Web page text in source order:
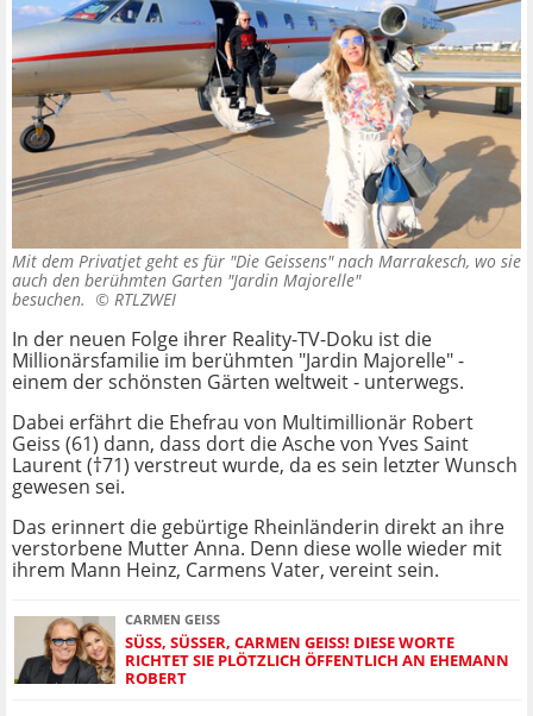
Mit dem Privatjet geht es für "Die Geissens" nach Marrakesch, wo sie
auch den berühmten Garten "Jardin Majorelle"
besuchen. © RTLZWEI
In der neuen Folge ihrer Reality-TV-Doku ist die
Millionärsfamilie im berühmten "Jardin Majorelle" -
einem der schönsten Gärten weltweit - unterwegs.
Dabei erfährt die Ehefrau von Multimillionär Robert
Geiss (61) dann, dass dort die Asche von Yves Saint
Laurent (†71) verstreut wurde, da es sein letzter Wunsch
gewesen sei.
Das erinnert die gebürtige Rheinländerin direkt an ihre
verstorbene Mutter Anna. Denn diese wolle wieder mit
ihrem Mann Heinz, Carmens Vater, vereint sein.
CARMEN GEISS
SÜSS, SÜSSER, CARMEN GEISS! DIESE WORTE RI
CHTET SIE PLÖTZLICH ÖFFENTLICH AN EHEMANN RO
BERT